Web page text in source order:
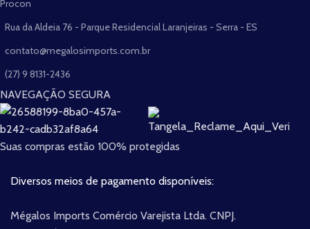
Procon
Rua da Aldeia 76 - Parque Residencial Laranjeiras - Serra - ES
contato@megalosimports.com.br
(27) 9 8131-2436
NAVEGAÇÃO SEGURA
Suas compras estão 100% protegidas
Diversos meios de pagamento disponíveis:
Mégalos Imports Comércio Varejista Ltda. CNPJ.